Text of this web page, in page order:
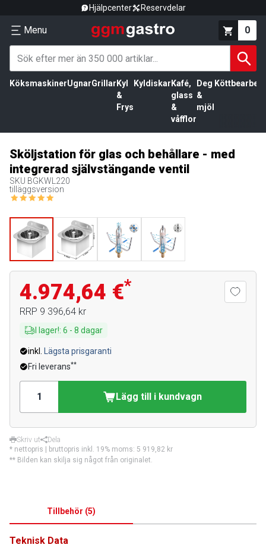
Hjälpcenter Reservdelar
Menu 0
KöksmaskinerUgnarGrillar Kyl
&
Frys
Kyldiskar Kafé,
glass
&
våfflor
Deg
&
mjöl
Sköljstation för glas och behållare - med
integrerad självstängande ventil
SKU BGKWL220
tilläggsversion
4.974,64 €*
RRP 9 396,64 kr
I lager!: 6 - 8 dagar
inkl.
Lägsta prisgaranti
Fri leverans**
Lägg till i kundvagn
Skriv ut
Dela
* nettopris | bruttopris inkl. 19% moms: 5 919,82 kr
** Bilden kan skilja sig något från originalet.
Tillbehör (5)
Teknisk Data